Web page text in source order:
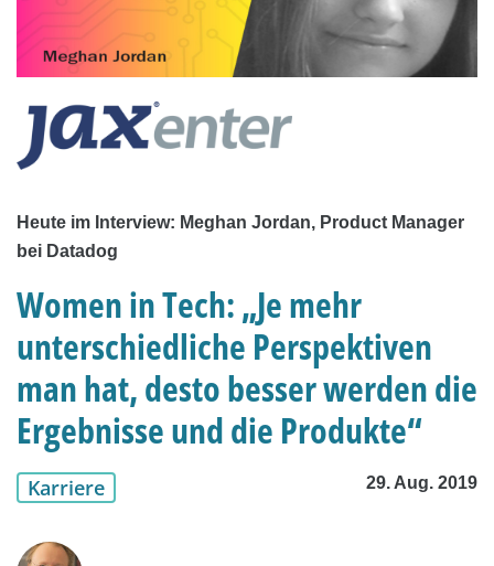
Heute im Interview: Meghan Jordan, Product Manager
bei Datadog
Women in Tech: „Je mehr
unterschiedliche Perspektiven
man hat, desto besser werden die
Ergebnisse und die Produkte“
Karriere 29. Aug. 2019